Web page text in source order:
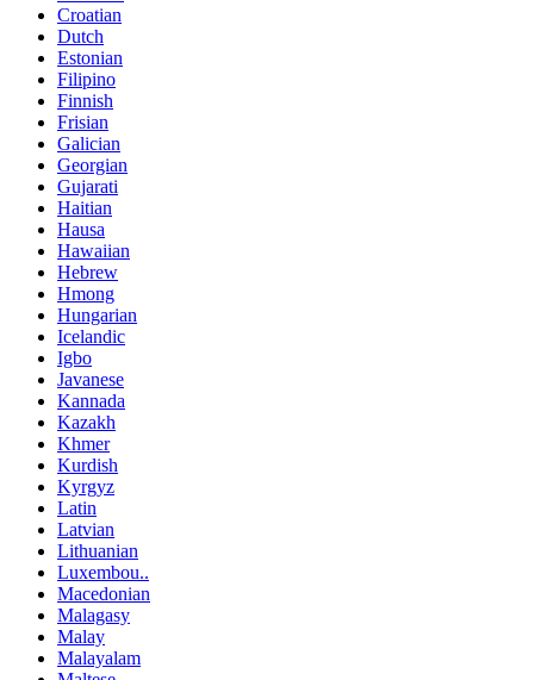
Croatian
Dutch
Estonian
Filipino
Finnish
Frisian
Galician
Georgian
Gujarati
Haitian
Hausa
Hawaiian
Hebrew
Hmong
Hungarian
Icelandic
Igbo
Javanese
Kannada
Kazakh
Khmer
Kurdish
Kyrgyz
Latin
Latvian
Lithuanian
Luxembou..
Macedonian
Malagasy
Malay
Malayalam